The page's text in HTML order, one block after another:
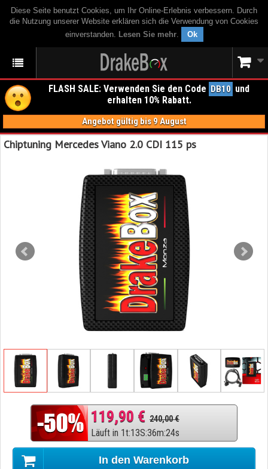
Diese Seite benutzt Cookies, um Ihr Online-Erlebnis verbessern. Durch
die Nutzung unserer Website erklären sich die Verwendung von Cookies
einverstanden. Lesen Sie mehr. Ok
FLASH SALE: Verwenden Sie den Code DB10 und
erhalten 10% Rabatt.
Angebot gültig bis 9 August
Chiptuning Mercedes Viano 2.0 CDI 115 ps
119,90 € 240,00 €
Läuft in 1t:13S:36m:23s
In den Warenkorb